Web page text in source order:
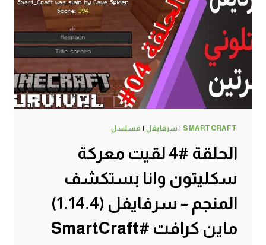
(1.14.4)
ماين
كرافت
SMARTCRAFT
| سرفايفل| مسلسل
الحلقة #4 لقيت معركة
سكليتون وانا بستكشف
المنجم – سرفايفل (1.14.4)
ماين كرافت #SmartCraft